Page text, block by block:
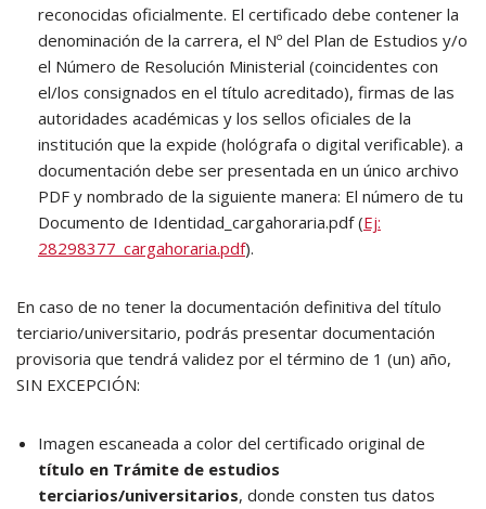
reconocidas oficialmente. El certificado debe contener la
denominación de la carrera, el Nº del Plan de Estudios y/o
el Número de Resolución Ministerial (coincidentes con
el/los consignados en el título acreditado), firmas de las
autoridades académicas y los sellos oficiales de la
institución que la expide (hológrafa o digital verificable). a
documentación debe ser presentada en un único archivo
PDF y nombrado de la siguiente manera: El número de tu
Documento de Identidad_cargahoraria.pdf (Ej:
28298377_cargahoraria.pdf).
En caso de no tener la documentación definitiva del título
terciario/universitario, podrás presentar documentación
provisoria que tendrá validez por el término de 1 (un) año,
SIN EXCEPCIÓN:
Imagen escaneada a color del certificado original de
título en Trámite de estudios
terciarios/universitarios, donde consten tus datos